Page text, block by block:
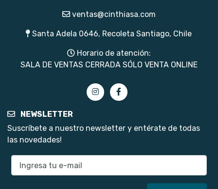
ventas@cinthiasa.com
Santa Adela 0646, Recoleta Santiago, Chile
Horario de atención:
SALA DE VENTAS CERRADA SÓLO VENTA ONLINE
NEWSLETTER
Suscríbete a nuestro newsletter y entérate de todas
las novedades!
E-mail